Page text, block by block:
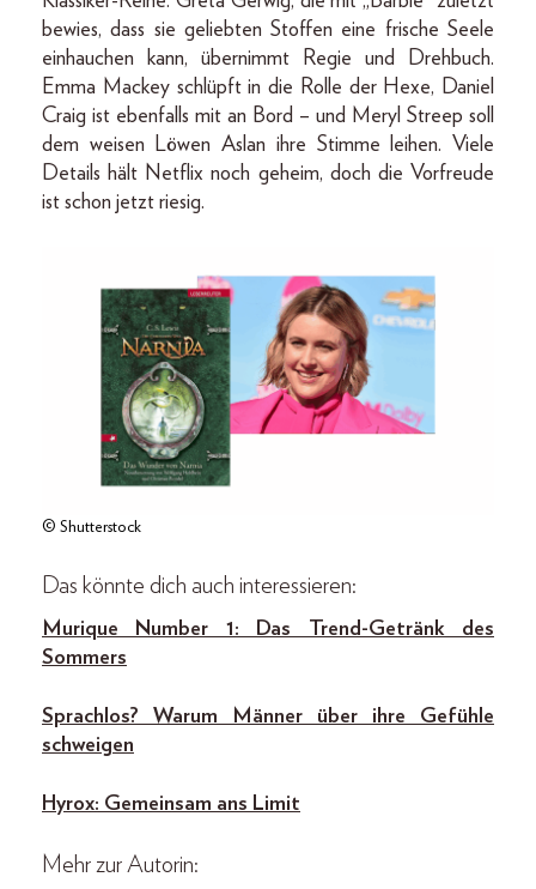
bewies, dass sie geliebten Stoffen eine frische Seele
einhauchen kann, übernimmt Regie und Drehbuch.
Emma Mackey schlüpft in die Rolle der Hexe, Daniel
Craig ist ebenfalls mit an Bord – und Meryl Streep soll
dem weisen Löwen Aslan ihre Stimme leihen. Viele
Details hält Netflix noch geheim, doch die Vorfreude
ist schon jetzt riesig.
© Shutterstock
Das könnte dich auch interessieren:
Murique Number 1: Das Trend-Getränk des
Sommers
Sprachlos? Warum Männer über ihre Gefühle
schweigen
Hyrox: Gemeinsam ans Limit
Mehr zur Autorin: